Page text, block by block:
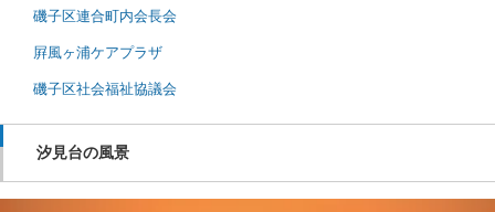
磯子区連合町内会長会
屛風ヶ浦ケアプラザ
磯子区社会福祉協議会
汐見台の風景